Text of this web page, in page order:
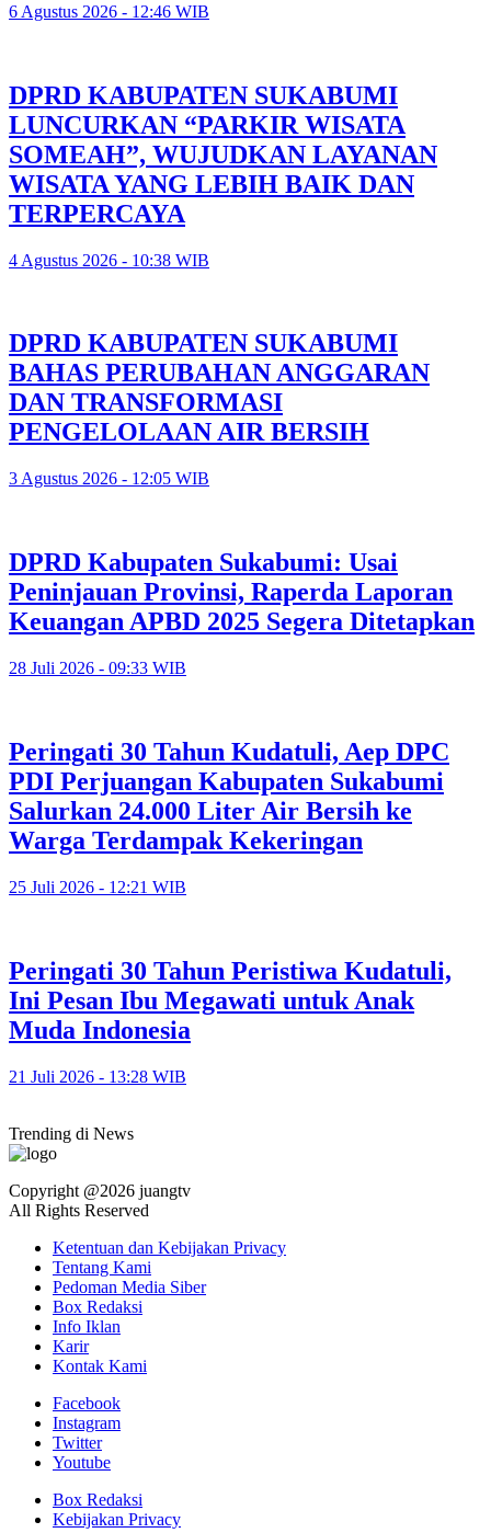
6 Agustus 2026 - 12:46 WIB
DPRD KABUPATEN SUKABUMI
LUNCURKAN “PARKIR WISATA
SOMEAH”, WUJUDKAN LAYANAN
WISATA YANG LEBIH BAIK DAN
TERPERCAYA
4 Agustus 2026 - 10:38 WIB
DPRD KABUPATEN SUKABUMI
BAHAS PERUBAHAN ANGGARAN
DAN TRANSFORMASI
PENGELOLAAN AIR BERSIH
3 Agustus 2026 - 12:05 WIB
DPRD Kabupaten Sukabumi: Usai
Peninjauan Provinsi, Raperda Laporan
Keuangan APBD 2025 Segera Ditetapkan
28 Juli 2026 - 09:33 WIB
Peringati 30 Tahun Kudatuli, Aep DPC
PDI Perjuangan Kabupaten Sukabumi
Salurkan 24.000 Liter Air Bersih ke
Warga Terdampak Kekeringan
25 Juli 2026 - 12:21 WIB
Peringati 30 Tahun Peristiwa Kudatuli,
Ini Pesan Ibu Megawati untuk Anak
Muda Indonesia
21 Juli 2026 - 13:28 WIB
Trending di News
Copyright @2026 juangtv
All Rights Reserved
Ketentuan dan Kebijakan Privacy
Tentang Kami
Pedoman Media Siber
Box Redaksi
Info Iklan
Karir
Kontak Kami
Facebook
Instagram
Twitter
Youtube
Box Redaksi
Kebijakan Privacy